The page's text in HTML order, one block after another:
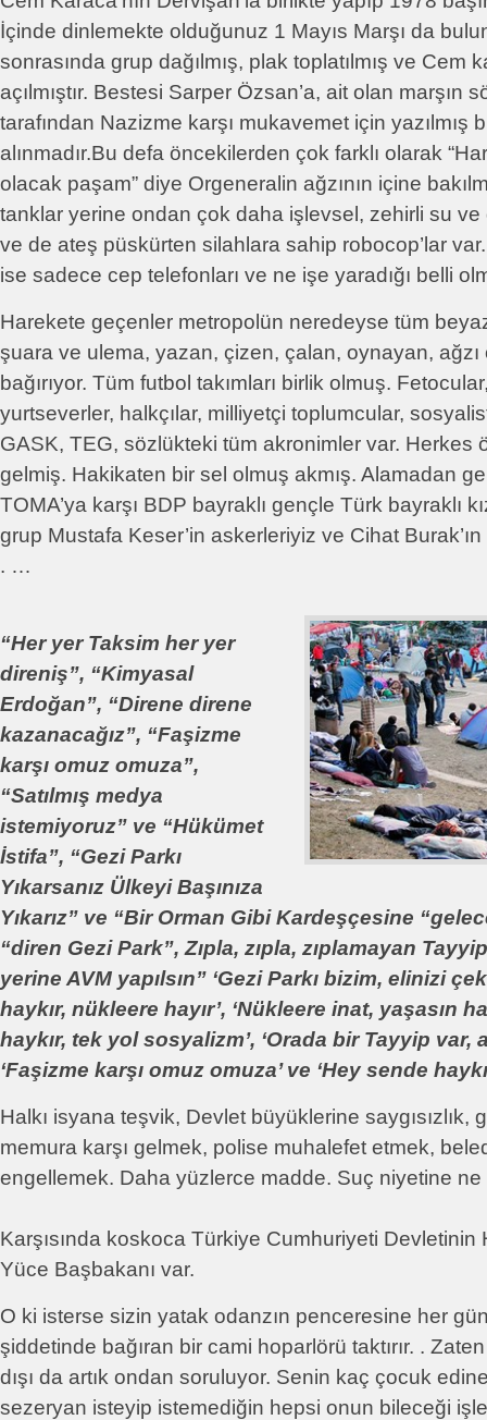
İçinde dinlemekte olduğunuz 1 Mayıs Marşı da
sonrasında grup dağılmış, plak toplatılmış ve Cem
açılmıştır. Bestesi Sarper Özsan’a, ait olan marşın
tarafından Nazizme karşı mukavemet için yazılmış
alınmadır.Bu defa öncekilerden çok farklı olarak
olacak paşam” diye Orgeneralin ağzının içine
tanklar yerine ondan çok daha işlevsel, zehirli su ve
ve de ateş püskürten silahlara sahip robocop’lar
ise sadece cep telefonları ve ne işe yaradığı belli
Harekete geçenler metropolün neredeyse tüm
şuara ve ulema, yazan, çizen, çalan, oynayan, ağzı
bağırıyor. Tüm futbol takımları birlik olmuş.
yurtseverler, halkçılar, milliyetçi toplumcular,
GASK, TEG, sözlükteki tüm akronimler var. Herkes
gelmiş. Hakikaten bir sel olmuş akmış. Alamadan
TOMA’ya karşı BDP bayraklı gençle Türk bayraklı
grup Mustafa Keser’in askerleriyiz ve Cihat
. …
“Her yer Taksim her yer
direniş”, “Kimyasal
Erdoğan”, “Direne direne
kazanacağız”, “Faşizme
karşı omuz omuza”,
“Satılmış medya
istemiyoruz” ve “Hükümet
İstifa”, “Gezi Parkı
Yıkarsanız Ülkeyi Başınıza
Yıkarız” ve “Bir Orman Gibi Kardeşçesine
“diren Gezi Park”, Zıpla, zıpla, zıplamayan
yerine AVM yapılsın” ‘Gezi Parkı bizim, elinizi
haykır, nükleere hayır’, ‘Nükleere inat, yaşasın
haykır, tek yol sosyalizm’, ‘Orada bir Tayyip var,
‘Faşizme karşı omuz omuza’ ve ‘Hey sende
Halkı isyana teşvik, Devlet büyüklerine saygısızlık,
memura karşı gelmek, polise muhalefet etmek,
engellemek. Daha yüzlerce madde. Suç niyetine ne
Karşısında koskoca Türkiye Cumhuriyeti
Yüce Başbakanı var.
O ki isterse sizin yatak odanzın penceresine her
şiddetinde bağıran bir cami hoparlörü taktırır. .
dışı da artık ondan soruluyor. Senin kaç çocuk
sezeryan isteyip istemediğin hepsi onun bileceği